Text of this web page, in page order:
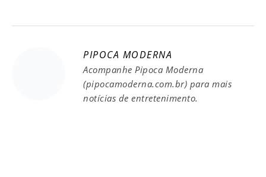
PIPOCA MODERNA
Acompanhe Pipoca Moderna
(pipocamoderna.com.br) para mais
notícias de entretenimento.